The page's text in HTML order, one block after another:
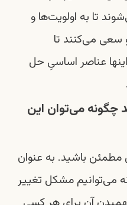
تا به اولویت‌ها و
سعی می‌کنند تا
اینها عناصر اساسیِ حل
چگونه می‌توان این
مطمئن باشید. به عنوان
می‌توانیم مشکل تغییر